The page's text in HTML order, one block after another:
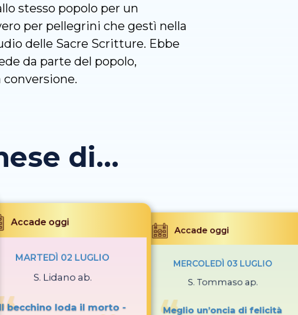
stesso popolo per un
per pellegrini che gestì nella
delle Sacre Scritture. Ebbe
da parte del popolo,
di...
Accade oggi
MARTEDÌ 02 LUGLIO
S. Lidano ab.
becchino loda il morto -
Accade oggi
MERCOLEDÌ 03 LUGLIO
S. Tommaso ap.
Meglio un’oncia di felicità